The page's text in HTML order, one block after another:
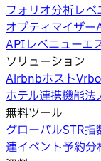
フォリオ分析レ
オプティマイザー
APIレベニューエ
ソリューション
Airbnbホスト
ホテル連携機能法
無料ツール
グローバルSTR指
連イベント予約分